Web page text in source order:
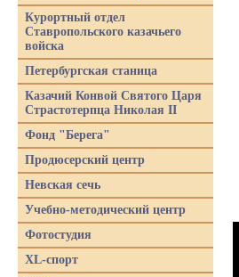
Курортный отдел
Ставропольского казачьего
войска
Петербургская станица
Казачий Конвой Святого Царя
Страстотерпца Николая II
Фонд "Берега"
Продюсерский центр
Невская сечь
Учебно-методический центр
Фотостудия
XL-спорт